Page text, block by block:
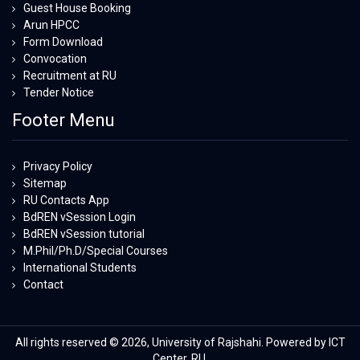
Guest House Booking
Arun HPCC
Form Download
Convocation
Recruitment at RU
Tender Notice
Footer Menu
Privacy Policy
Sitemap
RU Contacts App
BdREN vSession Login
BdREN vSession tutorial
M.Phil/Ph.D/Special Courses
International Students
Contact
All rights reserved © 2026, University of Rajshahi. Powered by ICT